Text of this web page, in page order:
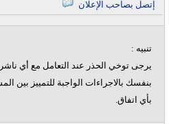
تنبيه :
يرجى توخي الحذر عند التعامل مع أي
بنفسك بالاجراءات الواجبة للتمييز بين
بأي اتفاق.